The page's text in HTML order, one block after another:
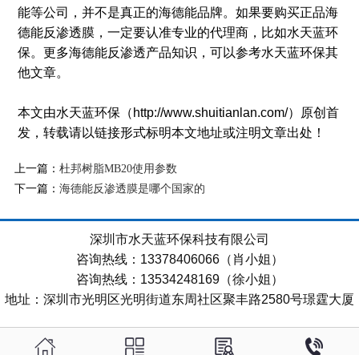
能等公司，并不是真正的海德能品牌。如果要购买正品海
德能反渗透膜，一定要认准专业的代理商，比如水天蓝环
保。更多海德能反渗透产品知识，可以参考水天蓝环保其
他文章。
本文由水天蓝环保（http://www.shuitianlan.com/）原创首
发，转载请以链接形式标明本文地址或注明文章出处！
上一篇： 杜邦树脂MB20使用参数
下一篇： 海德能反渗透膜是哪个国家的
深圳市水天蓝环保科技有限公司
咨询热线：13378406066（肖小姐）
咨询热线：13534248169（徐小姐）
地址：深圳市光明区光明街道东周社区聚丰路2580号璟霆大厦